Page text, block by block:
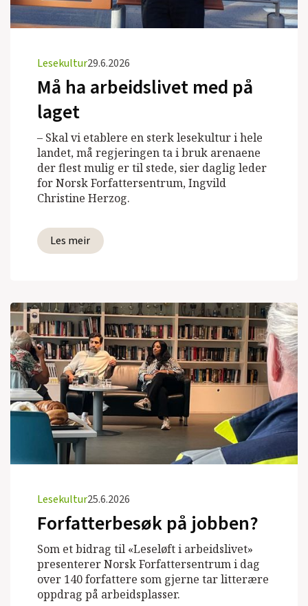
Lesekultur29.6.2026
Må ha arbeidslivet med på
laget
– Skal vi etablere en sterk lesekultur i hele
landet, må regjeringen ta i bruk arenaene
der flest mulig er til stede, sier daglig leder
for Norsk Forfattersentrum, Ingvild
Christine Herzog.
Les meir
Lesekultur25.6.2026
Forfatterbesøk på jobben?
Som et bidrag til «Leseløft i arbeidslivet»
presenterer Norsk Forfattersentrum i dag
over 140 forfattere som gjerne tar litterære
oppdrag på arbeidsplasser.